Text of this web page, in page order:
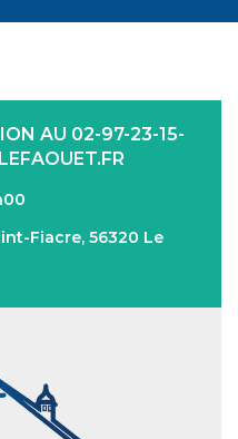
AU 02-97-23-15-
Fiacre, 56320 Le